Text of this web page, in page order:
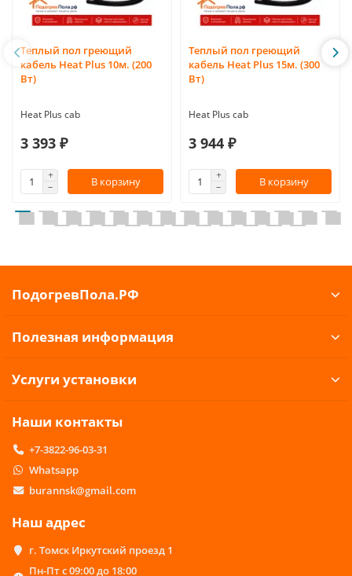
Теплый пол греющий
кабель Heat Plus 10м. (200
Вт)
Heat Plus cab
3 393 ₽
В корзину
Теплый пол греющий
кабель Heat Plus 15м. (300
Вт)
Heat Plus cab
3 944 ₽
В корзину
ПодогревПола.РФ
Полезная информация
Услуги установки
Наши контакты
+7-3822-96-03-31
Whatsapp
burannsk@gmail.com
Наш адрес
г. Томск Иркутский проезд 1
Пн-Пт с 09:00 до 18:00